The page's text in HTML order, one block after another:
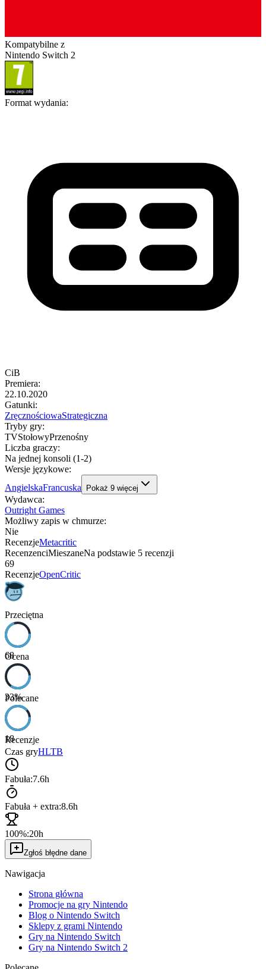
Kompatybilne z
Nintendo Switch 2
Format wydania:
CiB
Premiera:
22.10.2020
Gatunki:
ZręcznościowaStrategiczna
Tryby gry:
TVStołowyPrzenośny
Liczba graczy:
Na jednej konsoli (1-2)
Wersje językowe:
AngielskaFrancuska Pokaż 9 więcej
Wydawca:
Outright Games
Możliwy zapis w chmurze:
Nie
RecenzjeMetacritic
RecenzenciMieszaneNa podstawie 5 recenzji
69
RecenzjeOpenCritic
Przeciętna
68
Ocena
33%
Polecane
18
Recenzje
Czas gryHLTB
Fabuła:7.6h
Fabuła + extra:8.6h
100%:20h
Zgłoś błędne dane
Nawigacja
Strona główna
Promocje na gry Nintendo
Blog o Nintendo Switch
Sklepy z grami Nintendo
Gry na Nintendo Switch
Gry na Nintendo Switch 2